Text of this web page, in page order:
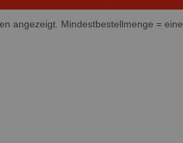
angezeigt. Mindestbestellmenge = eine